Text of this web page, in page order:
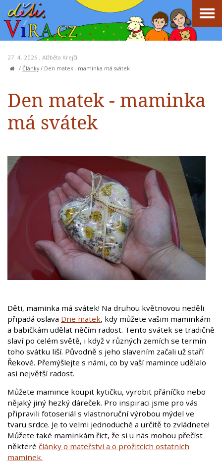
27. 4. 2026 , Alžběta Krejčí
/ Články/ Den matek - maminka má svátek
Den matek - maminka
má svátek
Děti, maminka má svátek! Na druhou květnovou neděli
připadá oslava Dne matek, kdy můžete vašim maminkám
a babičkám udělat něčím radost. Tento svátek se tradičně
slaví po celém světě, i když v různých zemích se termín
toho svátku liší. Původně s jeho slavením začali už staří
Řekové. Přemýšlejte s námi, co by vaší mamince udělalo
asi největší radost.
Můžete mamince koupit kytičku, vyrobit přáníčko nebo
nějaký jiný hezký dáreček. Pro inspiraci jsme pro vás
připravili fotoseriál s vlastnoruční výrobou mýdel ve
tvaru srdce. Je to velmi jednoduché a určitě to zvládnete!
Můžete také maminkám říct, že si u nás mohou přečíst
některé články o mateřství a o prožitcích ostatních
maminek.